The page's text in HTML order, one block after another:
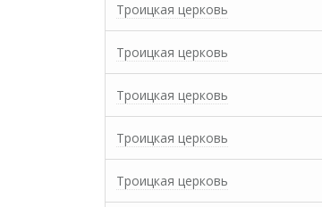
Троицкая церковь
Троицкая церковь
Троицкая церковь
Троицкая церковь
Троицкая церковь